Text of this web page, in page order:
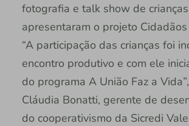
fotografia e talk show de
apresentaram o projeto
“A participação das crianças foi
encontro produtivo e com ele
do programa A União Faz a
Cláudia Bonatti, gerente de
do cooperativismo da Sicredi